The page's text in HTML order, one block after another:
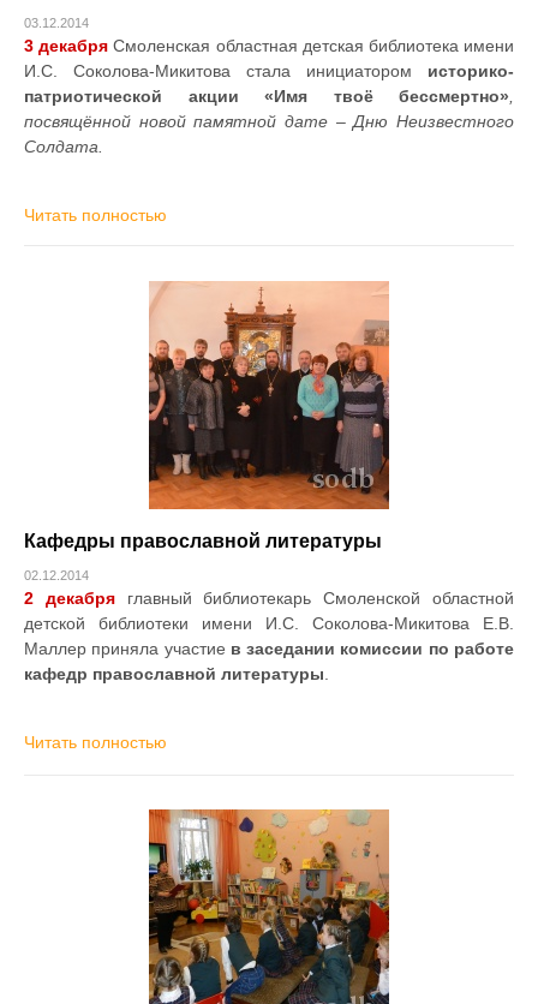
03.12.2014
3 декабряСмоленская областная детская библиотека имени
И.С. Соколова-Микитова стала инициатором историко-
патриотической акции «Имя твоё бессмертно»
посвящённой новой памятной дате – Дню Неизвестного
Солдата.
Читать полностью
Кафедры православной литературы
02.12.2014
2 декабря главный библиотекарь Смоленской областной
детской библиотеки имени И.С. Соколова-Микитова Е.В.
Маллер приняла участие в заседании комиссии по работе
кафедр православной литературы.
Читать полностью